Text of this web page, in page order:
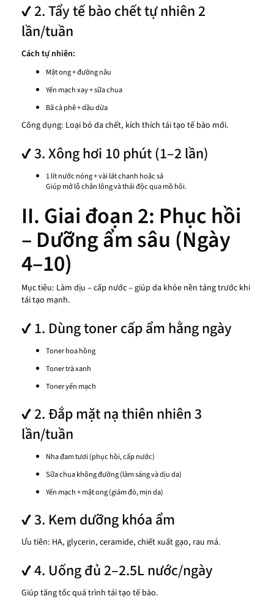
✔ 2. Tẩy tế bào chết tự nhiên 2
lần/tuần
Cách tự nhiên:
Mật ong + đường nâu
Yến mạch xay + sữa chua
Bã cà phê + dầu dừa
Công dụng: Loại bỏ da chết, kích thích tái tạo tế bào mới.
✔ 3. Xông hơi 10 phút (1–2 lần)
1 lít nước nóng + vài lát chanh hoặc sả
Giúp mở lỗ chân lông và thải độc qua mồ hôi.
II. Giai đoạn 2: Phục hồi
– Dưỡng ẩm sâu (Ngày
4–10)
Mục tiêu: Làm dịu – cấp nước – giúp da khỏe nền tảng trước khi
tái tạo mạnh.
✔ 1. Dùng toner cấp ẩm hằng ngày
Toner hoa hồng
Toner trà xanh
Toner yến mạch
✔ 2. Đắp mặt nạ thiên nhiên 3
lần/tuần
Nha đam tươi (phục hồi, cấp nước)
Sữa chua không đường (làm sáng và dịu da)
Yến mạch + mật ong (giảm đỏ, mịn da)
✔ 3. Kem dưỡng khóa ẩm
Ưu tiên: HA, glycerin, ceramide, chiết xuất gạo, rau má.
✔ 4. Uống đủ 2–2.5L nước/ngày
Giúp tăng tốc quá trình tái tạo tế bào.